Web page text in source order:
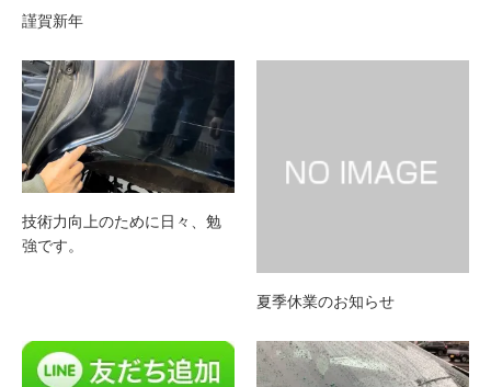
謹賀新年
技術力向上のために日々、勉
強です。
夏季休業のお知らせ